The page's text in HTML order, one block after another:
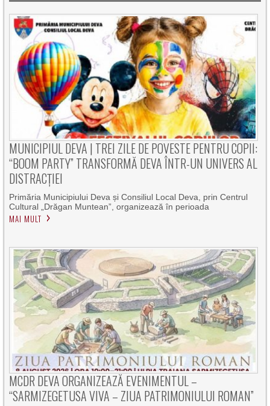
MUNICIPIUL DEVA | TREI ZILE DE POVESTE PENTRU COPII:
“BOOM PARTY” TRANSFORMĂ DEVA ÎNTR-UN UNIVERS AL
DISTRACȚIEI
Primăria Municipiului Deva și Consiliul Local Deva, prin Centrul
Cultural „Drăgan Muntean”, organizează în perioada
MAI MULT
MCDR DEVA ORGANIZEAZĂ EVENIMENTUL –
“SARMIZEGETUSA VIVA – ZIUA PATRIMONIULUI ROMAN”